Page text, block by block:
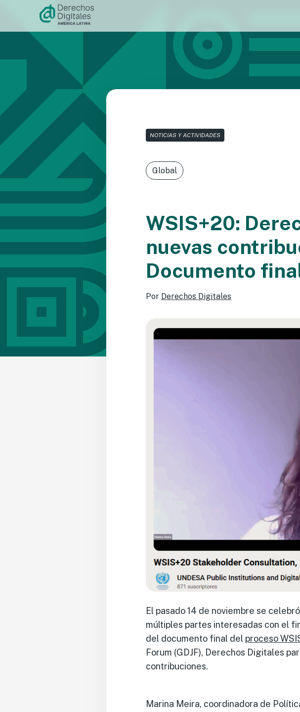
contenido
NOTICIAS Y ACTIVIDADES
Global
WSIS+20:
nuevas
Documento
Por Derechos Digitales
El pasado 14 de noviembre se
múltiples partes interesadas con el
del documento final del proceso
Forum (GDJF), Derechos Digitales
contribuciones.
Marina Meira, coordinadora de